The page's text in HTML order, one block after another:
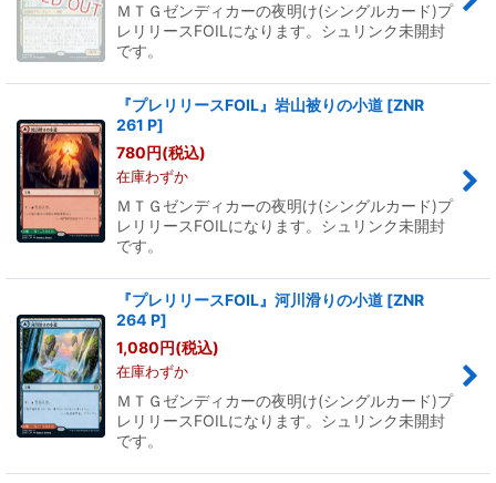
ＭＴＧゼンディカーの夜明け(シングルカード)プ
レリリースFOILになります。シュリンク未開封
です。
『プレリリースFOIL』岩山被りの小道 [ZNR
261 P]
780円(税込)
在庫わずか
ＭＴＧゼンディカーの夜明け(シングルカード)プ
レリリースFOILになります。シュリンク未開封
です。
『プレリリースFOIL』河川滑りの小道 [ZNR
264 P]
1,080円(税込)
在庫わずか
ＭＴＧゼンディカーの夜明け(シングルカード)プ
レリリースFOILになります。シュリンク未開封
です。